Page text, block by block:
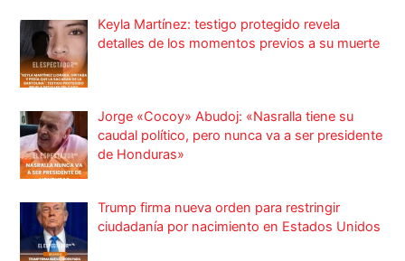
Keyla Martínez: testigo protegido revela
detalles de los momentos previos a su muerte
Jorge «Cocoy» Abudoj: «Nasralla tiene su
caudal político, pero nunca va a ser presidente
de Honduras»
Trump firma nueva orden para restringir
ciudadanía por nacimiento en Estados Unidos